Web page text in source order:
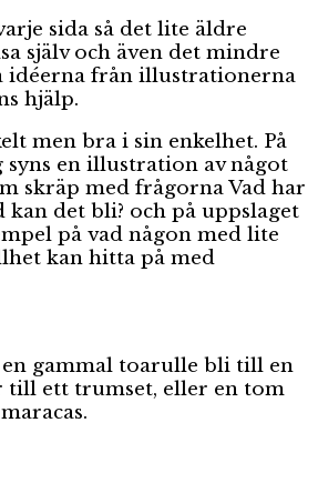
sida så det lite äldre
själv och även det mindre
idéerna från illustrationerna
hjälp.
men bra i sin enkelhet. På
syns en illustration av något
skräp med frågorna Vad har
kan det bli? och på uppslaget
på vad någon med lite
kan hitta på med
gammal toarulle bli till en
till ett trumset, eller en tom